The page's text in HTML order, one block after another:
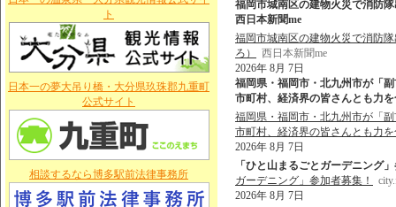
ト
日本一の夢大吊り橋・大分県玖珠郡九重町
公式サイト
相談するなら博多駅前法律事務所
福岡市城南区の建物火災で消防
西日本新聞me
福岡市城南区の建物火災で消防
ろ）
西日本新聞me
2026年 8月 7日
福岡県・福岡市・北九州市が「
市町村、経済界の皆さんとも力
福岡県・福岡市・北九州市が「
市町村、経済界の皆さんとも力
2026年 8月 7日
「ひと山まるごとガーデニング
ガーデニング」参加者募集！
2026年 8月 7日